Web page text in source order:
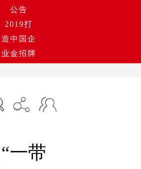
公告
2019打
造中国企
业金招牌
一带